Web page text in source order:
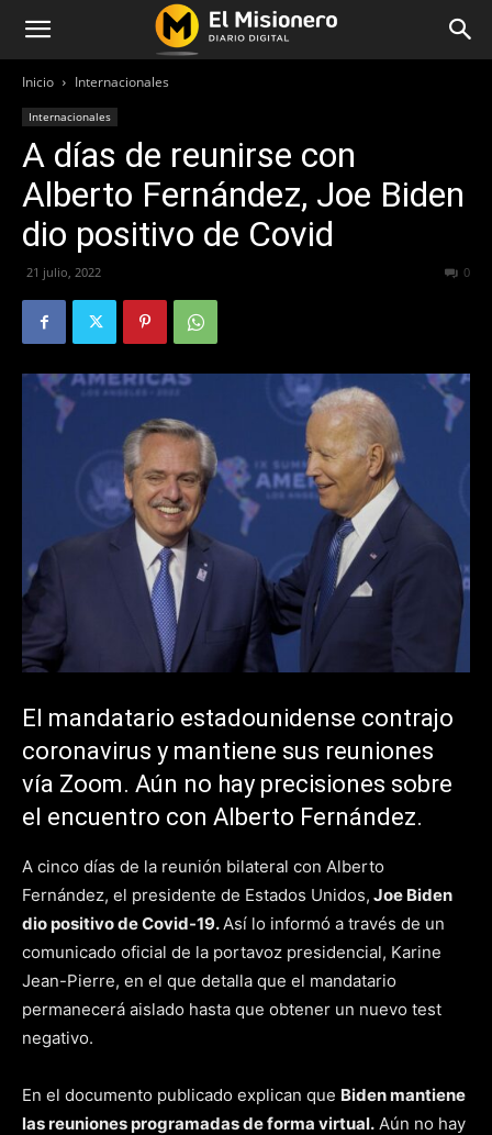
Inicio Internacionales
Internacionales
A días de reunirse con
Alberto Fernández, Joe Biden
dio positivo de Covid
21 julio, 2022 0
El mandatario estadounidense contrajo
coronavirus y mantiene sus reuniones
vía Zoom. Aún no hay precisiones sobre
el encuentro con Alberto Fernández.
A cinco días de la reunión bilateral con Alberto
Fernández, el presidente de Estados Unidos, Joe Biden
dio positivo de Covid-19. Así lo informó a través de un
comunicado oficial de la portavoz presidencial, Karine
Jean-Pierre, en el que detalla que el mandatario
permanecerá aislado hasta que obtener un nuevo test
negativo.
En el documento publicado explican que Biden mantiene
las reuniones programadas de forma virtual. Aún no hay